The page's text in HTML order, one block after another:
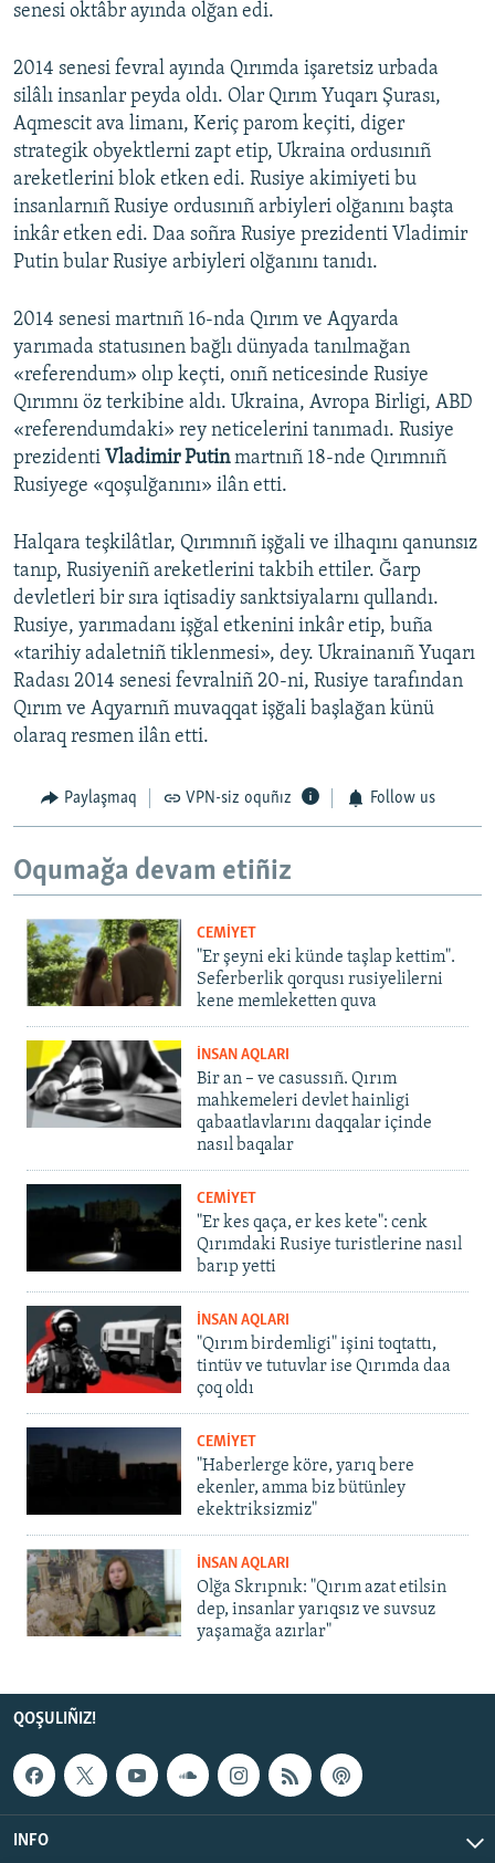
senesi oktâbr ayında olğan edi.
2014 senesi fevral ayında Qırımda işaretsiz urbada
silâlı insanlar peyda oldı. Olar Qırım Yuqarı Şurası,
Aqmescit ava limanı, Keriç parom keçiti, diger
strategik obyektlerni zapt etip, Ukraina ordusınıñ
areketlerini blok etken edi. Rusiye akimiyeti bu
insanlarnıñ Rusiye ordusınıñ arbiyleri olğanını başta
inkâr etken edi. Daa soñra Rusiye prezidenti Vladimir
Putin bular Rusiye arbiyleri olğanını tanıdı.
2014 senesi martnıñ 16-nda Qırım ve Aqyarda
yarımada statusınen bağlı dünyada tanılmağan
«referendum» olıp keçti, onıñ neticesinde Rusiye
Qırımnı öz terkibine aldı. Ukraina, Avropa Birligi, ABD
«referendumdaki» rey neticelerini tanımadı. Rusiye
prezidenti Vladimir Putinmartnıñ 18-nde Qırımnıñ
Rusiyege «qoşulğanını» ilân etti.
Halqara teşkilâtlar, Qırımnıñ işğali ve ilhaqını qanunsız
tanıp, Rusiyeniñ areketlerini takbih ettiler. Ğarp
devletleri bir sıra iqtisadiy sanktsiyalarnı qullandı.
Rusiye, yarımadanı işğal etkenini inkâr etip, buña
«tarihiy adaletniñ tiklenmesi», dey. Ukrainanıñ Yuqarı
Radası 2014 senesi fevralniñ 20-ni, Rusiye tarafından
Qırım ve Aqyarnıñ muvaqqat işğali başlağan künü
olaraq resmen ilân etti.
Paylaşmaq VPN-siz oquñız Follow us
Oqumağa devam etiñiz
CEMİYET
"Er şeyni eki künde taşlap kettim".
Seferberlik qorqusı rusiyelilerni
kene memleketten quva
İNSAN AQLARI
Bir an – ve casussıñ. Qırım
mahkemeleri devlet hainligi
qabaatlavlarını daqqalar içinde
nasıl baqalar
CEMİYET
"Er kes qaça, er kes kete": cenk
Qırımdaki Rusiye turistlerine nasıl
barıp yetti
İNSAN AQLARI
"Qırım birdemligi" işini toqtattı,
tintüv ve tutuvlar ise Qırımda daa
çoq oldı
CEMİYET
"Haberlerge köre, yarıq bere
ekenler, amma biz bütünley
ekektriksizmiz"
İNSAN AQLARI
Olğa Skrıpnık: "Qırım azat etilsin
dep, insanlar yarıqsız ve suvsuz
yaşamağa azırlar"
QOŞULIÑIZ!
INFO